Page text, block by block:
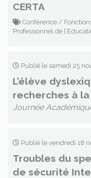
CERTA
Conférence /
Professionnel de
Publié le samedi 25
L’élève
recherches à
Journée
Publié le vendredi 18
Troubles du
de sécurité